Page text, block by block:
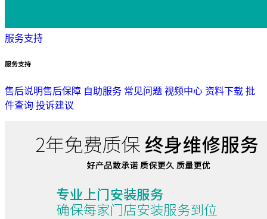
服务支持
服务支持
售后说明售后保障 自助服务 常见问题 视频中心 资料下载 批
件查询 投诉建议